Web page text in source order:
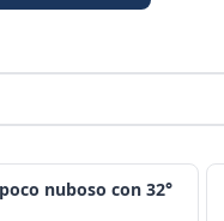
nuboso con 32°